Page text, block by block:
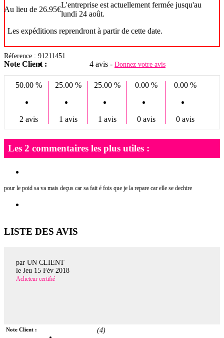
Au lieu de 26.95€L'entreprise est actuellement fermée jusqu'au
lundi 24 août.
Les expéditions reprendront à partir de cette date.
Réference : 91211451
Note Client : 4 avis - Donnez votre avis
50.00 %
2 avis
25.00 %
1 avis
25.00 %
1 avis
0.00 %
0 avis
0.00 %
0 avis
Les 2 commentaires les plus utiles :
pour le poid sa va mais deçus car sa fait é fois que je la repare car elle se dechire
LISTE DES AVIS
par UN CLIENT
le Jeu 15 Fév 2018
Acheteur certifié
Note Client : (4)